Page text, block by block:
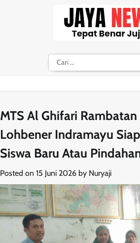
Cari
untuk:
MTS Al Ghifari
Lohbener Indramayu
Siswa Baru Atau
Posted on 15 Juni 2026 by Nuryaji